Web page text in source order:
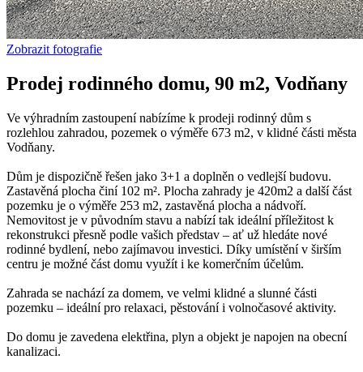
Zobrazit fotografie
Prodej rodinného domu, 90 m2, Vodňany
Ve výhradním zastoupení nabízíme k prodeji rodinný dům s
rozlehlou zahradou, pozemek o výměře 673 m2, v klidné části města
Vodňany.
Dům je dispozičně řešen jako 3+1 a doplněn o vedlejší budovu.
Zastavěná plocha činí 102 m². Plocha zahrady je 420m2 a další část
pozemku je o výměře 253 m2, zastavěná plocha a nádvoří.
Nemovitost je v původním stavu a nabízí tak ideální příležitost k
rekonstrukci přesně podle vašich představ – ať už hledáte nové
rodinné bydlení, nebo zajímavou investici. Díky umístění v širším
centru je možné část domu využít i ke komerčním účelům.
Zahrada se nachází za domem, ve velmi klidné a slunné části
pozemku – ideální pro relaxaci, pěstování i volnočasové aktivity.
Do domu je zavedena elektřina, plyn a objekt je napojen na obecní
kanalizaci.